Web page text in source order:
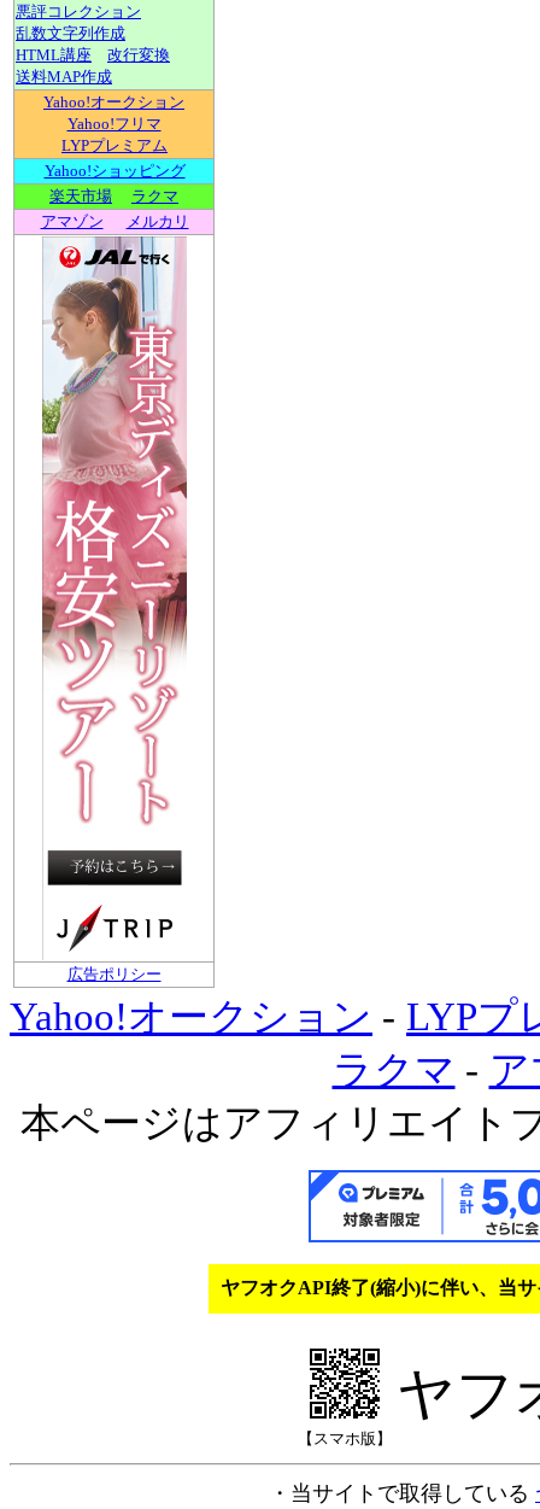
悪評コレクション
乱数文字列作成
HTML講座
改行変換
送料MAP作成
Yahoo!オークション
Yahoo!フリマ
LYPプレミアム
Yahoo!ショッピング
楽天市場
ラクマ
アマゾン
メルカリ
広告ポリシー
Yahoo!オークション - LYPプ
ラクマ -
本ページはアフィリエイト
ヤフオクAPI終了(縮小)に伴い、当
【スマホ版】
ヤフ
・当サイトで取得している